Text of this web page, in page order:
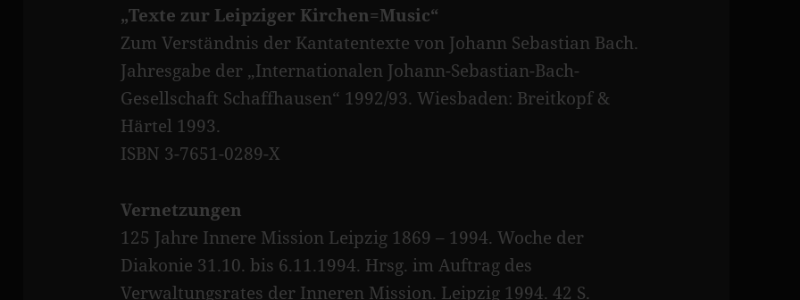
„Texte zur Leipziger Kirchen=Music“
Zum Verständnis der Kantatentexte von Johann Sebastian Bach.
Jahresgabe der „Internationalen Johann-Sebastian-Bach-
Gesellschaft Schaffhausen“ 1992/93. Wiesbaden: Breitkopf &
Härtel 1993.
ISBN 3-7651-0289-X
Vernetzungen
125 Jahre Innere Mission Leipzig 1869 – 1994. Woche der
Diakonie 31.10. bis 6.11.1994. Hrsg. im Auftrag des
Verwaltungsrates der Inneren Mission. Leipzig 1994. 42 S.